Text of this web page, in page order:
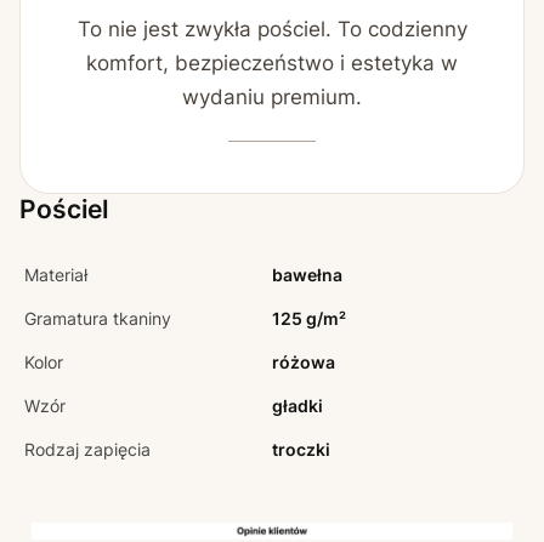
To nie jest zwykła pościel. To codzienny
komfort, bezpieczeństwo i estetyka w
wydaniu premium.
Pościel
Materiał bawełna
Gramatura tkaniny 125 g/m²
Kolor różowa
Wzór gładki
Rodzaj zapięcia troczki